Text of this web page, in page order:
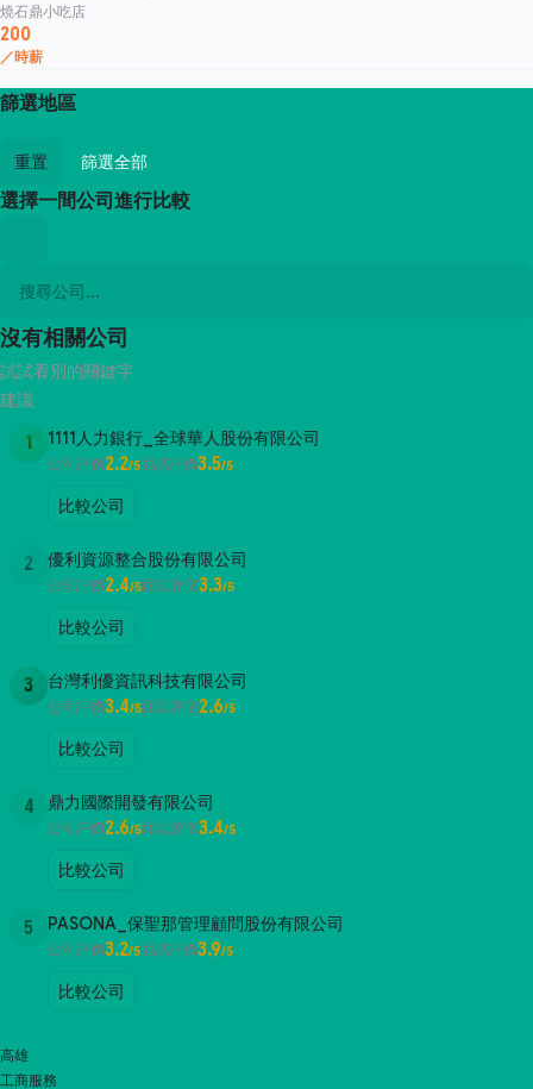
燒石鼎小吃店
200
／時薪
篩選地區
重置 篩選全部
選擇一間公司進行比較
沒有相關公司
試試看別的關鍵字
建議
1 1111人力銀行_全球華人股份有限公司
公司評價2.2/5面試評價3.5/5
比較公司
2 優利資源整合股份有限公司
公司評價2.4/5面試評價3.3/5
比較公司
3 台灣利優資訊科技有限公司
公司評價3.4/5面試評價2.6/5
比較公司
4 鼎力國際開發有限公司
公司評價2.6/5面試評價3.4/5
比較公司
5 PASONA_保聖那管理顧問股份有限公司
公司評價3.2/5面試評價3.9/5
比較公司
高雄
工商服務